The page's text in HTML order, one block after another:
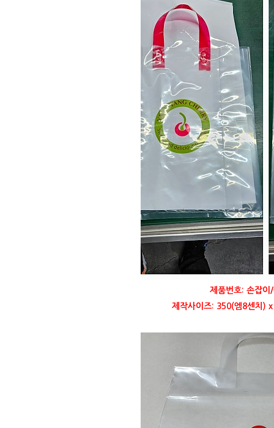
제품번호: 손잡이
제작사이즈: 350(엠8센치)